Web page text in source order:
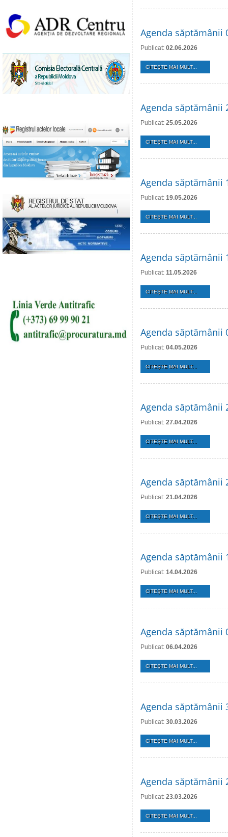
Agenda săptămânii
Publicat: 02.06.2026
CITEŞTE MAI MULT...
Agenda săptămânii
Publicat: 25.05.2026
CITEŞTE MAI MULT...
Agenda săptămânii
Publicat: 19.05.2026
CITEŞTE MAI MULT...
Agenda săptămânii
Publicat: 11.05.2026
CITEŞTE MAI MULT...
Agenda săptămânii
Publicat: 04.05.2026
CITEŞTE MAI MULT...
Agenda săptămânii
Publicat: 27.04.2026
CITEŞTE MAI MULT...
Agenda săptămânii
Publicat: 21.04.2026
CITEŞTE MAI MULT...
Agenda săptămânii
Publicat: 14.04.2026
CITEŞTE MAI MULT...
Agenda săptămânii
Publicat: 06.04.2026
CITEŞTE MAI MULT...
Agenda săptămânii
Publicat: 30.03.2026
CITEŞTE MAI MULT...
Agenda săptămânii
Publicat: 23.03.2026
CITEŞTE MAI MULT...